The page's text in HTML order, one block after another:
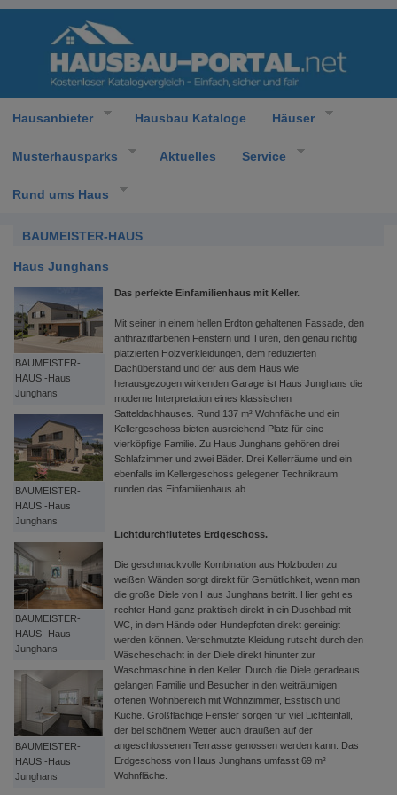
Hausanbieter Hausbau Kataloge Häuser
Musterhausparks Aktuelles Service
Rund ums Haus
BAUMEISTER-HAUS
Haus Junghans
BAUMEISTER-
HAUS -Haus
Junghans
BAUMEISTER-
HAUS -Haus
Junghans
BAUMEISTER-
HAUS -Haus
Junghans
BAUMEISTER-
HAUS -Haus
Junghans
Das perfekte Einfamilienhaus mit Keller.
Mit seiner in einem hellen Erdton gehaltenen Fassade, den
anthrazitfarbenen Fenstern und Türen, den genau richtig
platzierten Holzverkleidungen, dem reduzierten
Dachüberstand und der aus dem Haus wie
herausgezogen wirkenden Garage ist Haus Junghans die
moderne Interpretation eines klassischen
Satteldachhauses. Rund 137 m² Wohnfläche und ein
Kellergeschoss bieten ausreichend Platz für eine
vierköpfige Familie. Zu Haus Junghans gehören drei
Schlafzimmer und zwei Bäder. Drei Kellerräume und ein
ebenfalls im Kellergeschoss gelegener Technikraum
runden das Einfamilienhaus ab.
Lichtdurchflutetes Erdgeschoss.
Die geschmackvolle Kombination aus Holzboden zu
weißen Wänden sorgt direkt für Gemütlichkeit, wenn man
die große Diele von Haus Junghans betritt. Hier geht es
rechter Hand ganz praktisch direkt in ein Duschbad mit
WC, in dem Hände oder Hundepfoten direkt gereinigt
werden können. Verschmutzte Kleidung rutscht durch den
Wäscheschacht in der Diele direkt hinunter zur
Waschmaschine in den Keller. Durch die Diele geradeaus
gelangen Familie und Besucher in den weiträumigen
offenen Wohnbereich mit Wohnzimmer, Esstisch und
Küche. Großflächige Fenster sorgen für viel Lichteinfall,
der bei schönem Wetter auch draußen auf der
angeschlossenen Terrasse genossen werden kann. Das
Erdgeschoss von Haus Junghans umfasst 69 m²
Wohnfläche.